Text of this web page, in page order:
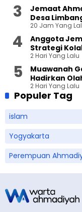
Jemaat
Desa
20 Jam Yang
Anggota
Strategi
2 Hari Yang Lalu
Muawanah
Hadirkan
Sampah
2 Hari Yang Lalu
Populer Tag
islam
Yogyakarta
Perempuan